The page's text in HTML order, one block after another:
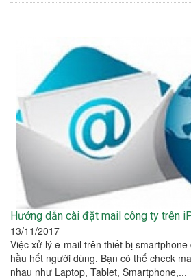
Hướng dẫn cài đặt mail công ty trên
13/11/2017
Việc xử lý e-mail trên thiết bị
hầu hết người dùng. Bạn có thể check
nhau như Laptop, Tablet, Smartphone,...